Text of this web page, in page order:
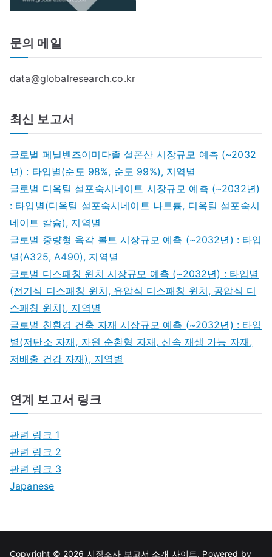
문의 메일
data@globalresearch.co.kr
최신 보고서
글로벌 페닐벤즈이미다졸 설폰산 시장규모 예측 (~2032
년) : 타입별(순도 98%, 순도 99%), 지역별
글로벌 디옥틸 설포숙시네이트 시장규모 예측 (~2032년)
: 타입별(디옥틸 설포숙시네이트 나트륨, 디옥틸 설포숙시
네이트 칼슘), 지역별
글로벌 중량형 육각 볼트 시장규모 예측 (~2032년) : 타입
별(A325, A490), 지역별
글로벌 디스패칭 윈치 시장규모 예측 (~2032년) : 타입별
(전기식 디스패칭 윈치, 유압식 디스패칭 윈치, 공압식 디
스패칭 윈치), 지역별
글로벌 친환경 건축 자재 시장규모 예측 (~2032년) : 타입
별(저탄소 자재, 자원 순환형 자재, 신속 재생 가능 자재,
저배출 건강 자재), 지역별
연계 보고서 링크
관련 링크 1
관련 링크 2
관련 링크 3
Japanese
Copyright © 2026 시장조사 보고서 소개 사이트. Powered by